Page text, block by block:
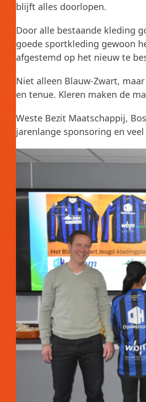
blijft alles doorlopen.
Door alle bestaande kleding
goede sportkleding gewoon
afgestemd op het nieuw te
Niet alleen Blauw-Zwart,
en tenue. Kleren maken de
Weste Bezit Maatschappij,
jarenlange sponsoring en